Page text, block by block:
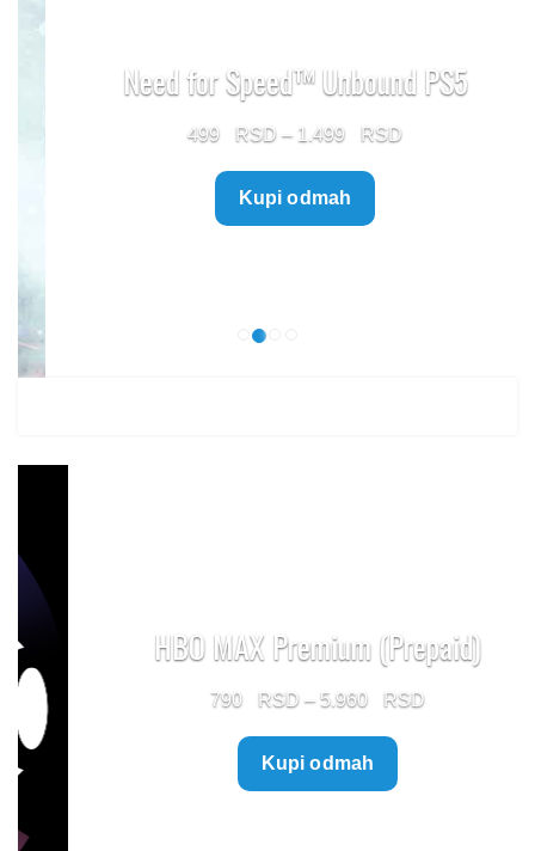
Need for Speed™ Unbound PS5
499 – 1.499
Price
Kupi odmah
HBO MAX Premium (Prepaid)
– 5.960
Price
range:
Kupi odmah